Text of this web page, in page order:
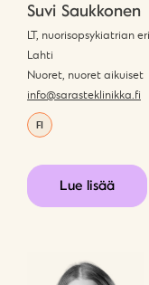
Suvi Saukkonen
LT, nuorisopsykiatrian
Lahti
Nuoret, nuoret aikuiset
info@sarasteklinikka.fi
FI
Lue lisää